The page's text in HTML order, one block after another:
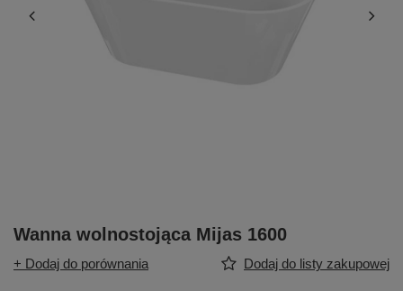
Wanna wolnostojąca Mijas 1600
+ Dodaj do porównania Dodaj do listy zakupowej